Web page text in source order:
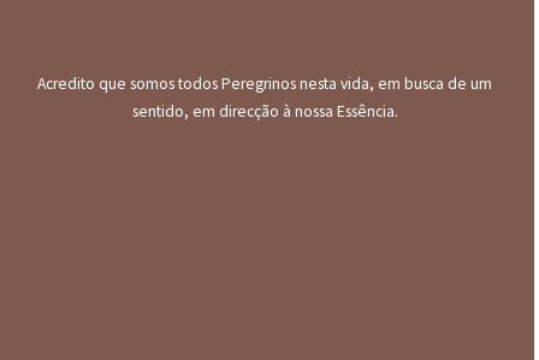
Acredito que somos todos Peregrinos nesta vida, em busca de um
sentido, em direcção à nossa Essência.